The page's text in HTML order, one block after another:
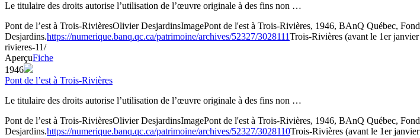
Le titulaire des droits autorise l’utilisation de l’œuvre originale à des fins non …
Pont de l’est à Trois-RivièresOlivier DesjardinsImagePont de l'est à Trois-Rivières, 1946, BAnQ Québec,
Desjardins.https://numerique.banq.qc.ca/patrimoine/archives/52327/3028111Trois-Rivières (avant le 1er
rivieres-11/
AperçuFiche
1946
Pont de l’est à Trois-Rivières
Le titulaire des droits autorise l’utilisation de l’œuvre originale à des fins non …
Pont de l’est à Trois-RivièresOlivier DesjardinsImagePont de l'est à Trois-Rivières, 1946, BAnQ Québec,
Desjardins.https://numerique.banq.qc.ca/patrimoine/archives/52327/3028110Trois-Rivières (avant le 1er